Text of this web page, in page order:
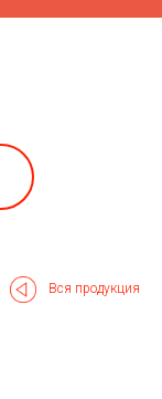
Вся продукция